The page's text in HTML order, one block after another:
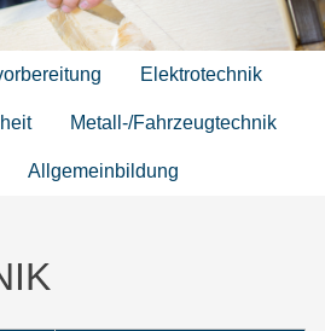
Elektrotechnik
Metall-/Fahrzeugtechnik
Allgemeinbildung